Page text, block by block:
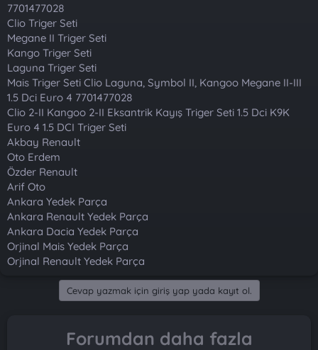
7701477028
Clio Triger Seti
Megane II Triger Seti
Kango Triger Seti
Laguna Triger Seti
Mais Triger Seti Clio Laguna, Symbol II, Kangoo Megane II-III
1.5 Dci Euro 4 7701477028
Clio 2-II Kangoo 2-II Eksantrik Kayış Triger Seti 1.5 Dci K9K
Euro 4 1.5 DCI Triger Seti
Akbay Renault
Oto Erdem
Özder Renault
Arif Oto
Ankara Yedek Parça
Ankara Renault Yedek Parça
Ankara Dacia Yedek Parça
Orjinal Mais Yedek Parça
Orjinal Renault Yedek Parça
Cevap yazmak için giriş yap yada kayıt ol.
Forumdan daha fazla